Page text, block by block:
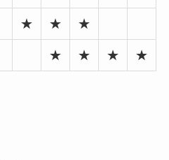
★ ★ ★
★ ★ ★ ★